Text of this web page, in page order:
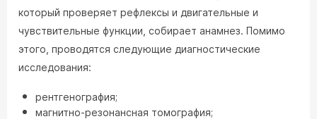
который проверяет рефлексы и двигательные и
чувствительные функции, собирает анамнез. Помимо
этого, проводятся следующие диагностические
исследования:
рентгенография;
магнитно-резонансная томография;